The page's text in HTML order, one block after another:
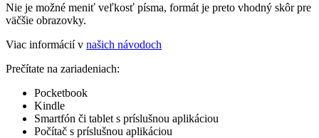
Nie je možné meniť veľkosť písma, formát je preto vhodný skôr pre
väčšie obrazovky.
Viac informácií v našich návodoch
Prečítate na zariadeniach:
Pocketbook
Kindle
Smartfón či tablet s príslušnou aplikáciou
Počítač s príslušnou aplikáciou